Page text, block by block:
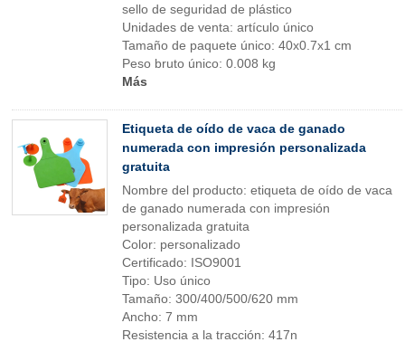
sello de seguridad de plástico
Unidades de venta: artículo único
Tamaño de paquete único: 40x0.7x1 cm
Peso bruto único: 0.008 kg
Más
Etiqueta de oído de vaca de ganado
numerada con impresión personalizada
gratuita
Nombre del producto: etiqueta de oído de vaca
de ganado numerada con impresión
personalizada gratuita
Color: personalizado
Certificado: ISO9001
Tipo: Uso único
Tamaño: 300/400/500/620 mm
Ancho: 7 mm
Resistencia a la tracción: 417n